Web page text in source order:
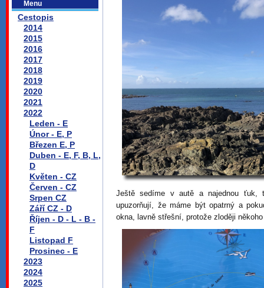
Menu
Cestopis
2014
2015
2016
2017
2018
2019
2020
2021
2022
Leden - E
Únor - E, P
Březen E, P
Duben - E, F, B, L,
D
Květen - CZ
Červen - CZ
Srpen CZ
Září CZ - D
Říjen - D - L - B -
F
Listopad F
Prosinec - E
2023
2024
2025
Ještě sedíme v autě a najednou
upuzorňují, že máme být opatrný a
okna, lavně střešní, protože zloději